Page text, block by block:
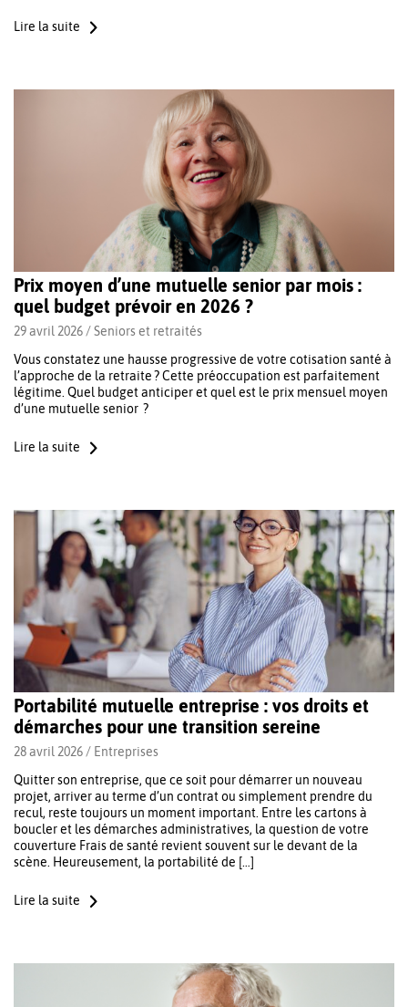
Lire la suite
Prix moyen d’une mutuelle senior par mois :
quel budget prévoir en 2026 ?
29 avril 2026 /Seniors et retraités
Vous constatez une hausse progressive de votre cotisation santé à
l’approche de la retraite ? Cette préoccupation est parfaitement
légitime. Quel budget anticiper et quel est le prix mensuel moyen
d’une mutuelle senior ?
Lire la suite
Portabilité mutuelle entreprise : vos droits et
démarches pour une transition sereine
28 avril 2026 / Entreprises
Quitter son entreprise, que ce soit pour démarrer un nouveau
projet, arriver au terme d’un contrat ou simplement prendre du
recul, reste toujours un moment important. Entre les cartons à
boucler et les démarches administratives, la question de votre
couverture Frais de santé revient souvent sur le devant de la
scène. Heureusement, la portabilité de […]
Lire la suite